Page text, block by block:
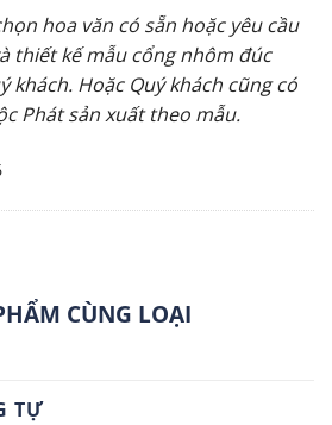
hoa văn có sẵn hoặc yêu cầu
thiết kế mẫu cổng nhôm đúc
khách. Hoặc Quý khách cũng có
Phát sản xuất theo mẫu.
CÙNG LOẠI
TỰ